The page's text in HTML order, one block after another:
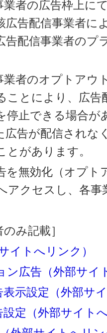
者の広告枠上に
広告配信事業者に
告配信事業者のプ
業者のオプトアウ
ことにより、広
停止できる場合が
広告が配信されな
とがあります。
を無効化（オプト
アクセスし、各
み記載］
イトへリンク）
ン広告（外部サイ
表示設定（外部サ
設定（外部サイト